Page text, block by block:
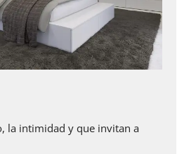
la intimidad y que invitan a